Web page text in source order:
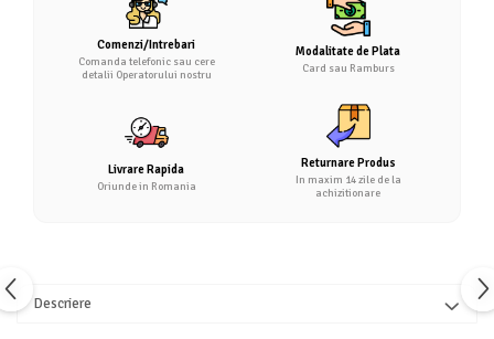
Comenzi/Intrebari
Comanda telefonic sau cere
detalii Operatorului nostru
Modalitate de Plata
Card sau Ramburs
Livrare Rapida
Oriunde in Romania
Returnare Produs
In maxim 14 zile de la
achizitionare
Descriere